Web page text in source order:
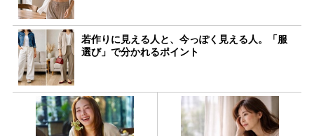
若作りに見える人と、今っぽく見える人。「服
選び」で分かれるポイント